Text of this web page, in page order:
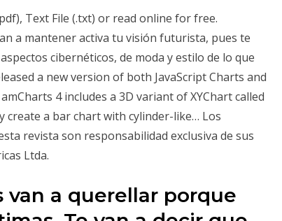
Text File (.txt) or read online for free.
a mantener activa tu visión futurista, pues te
cibernéticos, de moda y estilo de lo que
a new version of both JavaScript Charts and
4 includes a 3D variant of XYChart called
create a bar chart with cylinder-like… Los
revista son responsabilidad exclusiva de sus
Ltda.
van a querellar porque